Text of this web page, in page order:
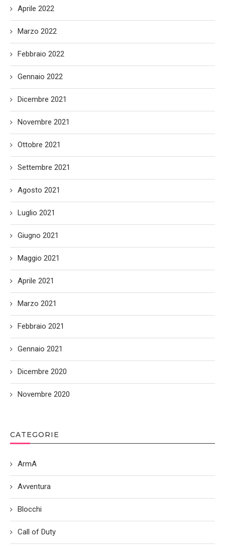
Aprile 2022
Marzo 2022
Febbraio 2022
Gennaio 2022
Dicembre 2021
Novembre 2021
Ottobre 2021
Settembre 2021
Agosto 2021
Luglio 2021
Giugno 2021
Maggio 2021
Aprile 2021
Marzo 2021
Febbraio 2021
Gennaio 2021
Dicembre 2020
Novembre 2020
CATEGORIE
ArmA
Avventura
Blocchi
Call of Duty